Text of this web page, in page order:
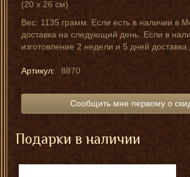
(20 х 26 см)
Вес: 1135 грамм. Если есть в наличии в
доставка на следующий день. Если в
изготовление 2 недели и 5 дней
Артикул: 8870
Сообщить мне первому о
Подарки в наличии